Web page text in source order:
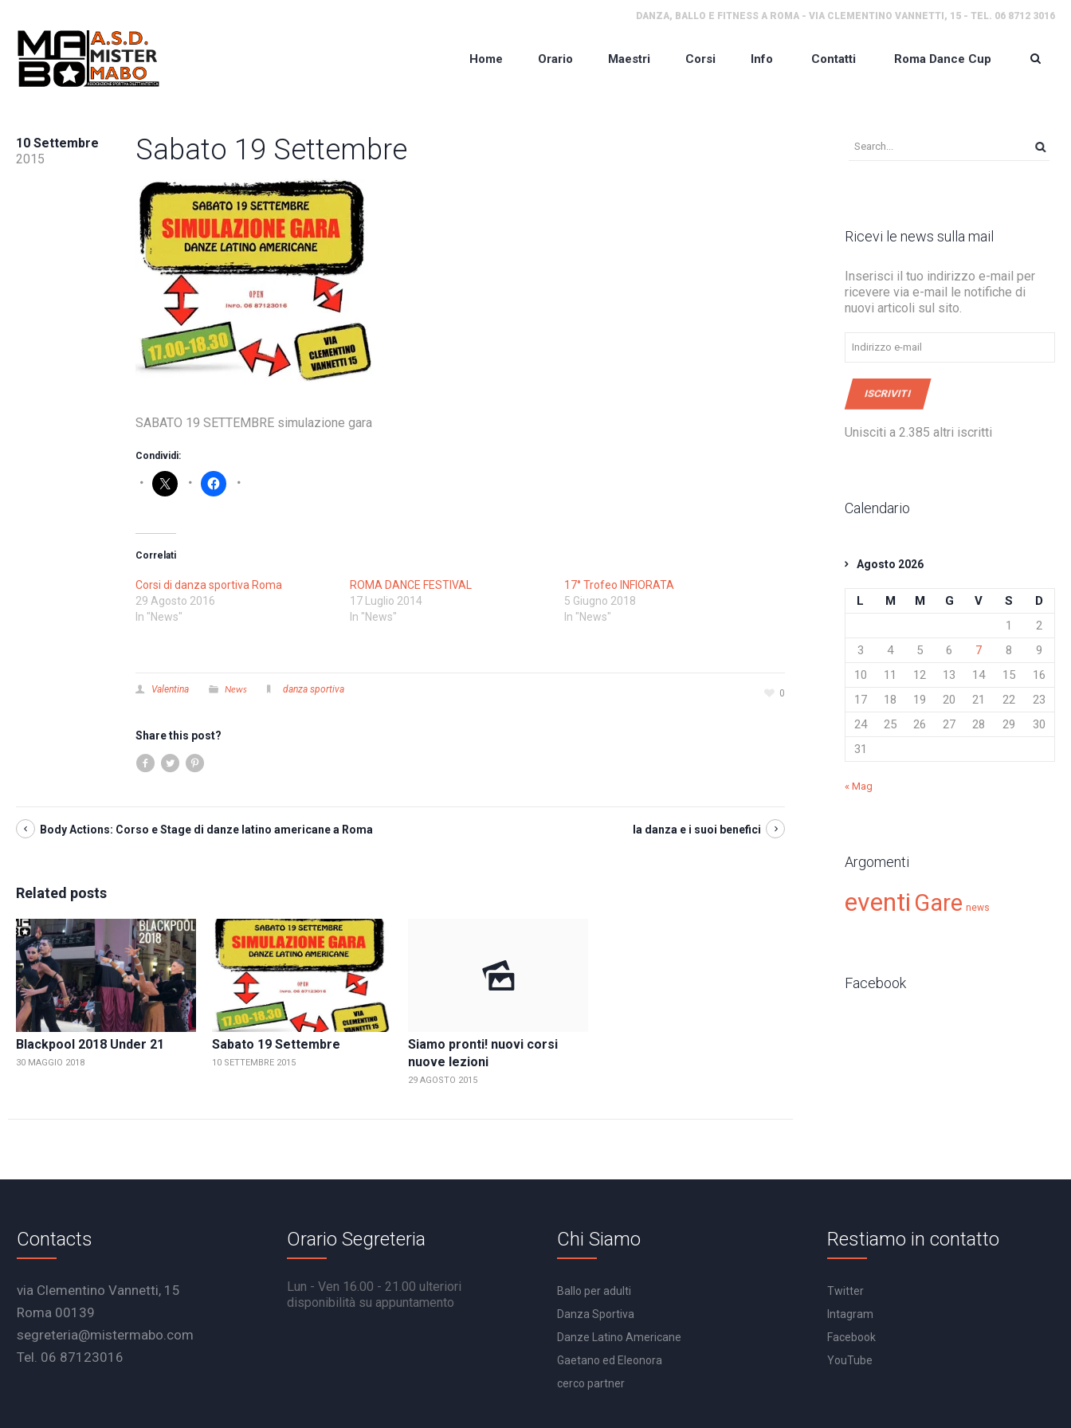
DANZA, BALLO E FITNESS A ROMA - VIA CLEMENTINO VANNETTI, 15 - TEL. 06 8712 3016
Home Orario Maestri Corsi Info Contatti Roma Dance Cup
10 Settembre
2015
Sabato 19 Settembre
SABATO 19 SETTEMBRE simulazione gara
Condividi:
Correlati
Corsi di danza sportiva Roma
29 Agosto 2016
In "News"
ROMA DANCE FESTIVAL
17 Luglio 2014
In "News"
17° Trofeo INFIORATA
5 Giugno 2018
In "News"
0
Valentina News danza sportiva
Share this post?
Body Actions: Corso e Stage di danze latino americane a Roma la danza e i suoi benefici
Related posts
Blackpool 2018 Under 21
30 MAGGIO 2018
Sabato 19 Settembre
10 SETTEMBRE 2015
Siamo pronti! nuovi corsi
nuove lezioni
29 AGOSTO 2015
Ricevi le news sulla mail
Inserisci il tuo indirizzo e-mail per
ricevere via e-mail le notifiche di
nuovi articoli sul sito.
Indirizzo
e-
ISCRIVITI
Unisciti a 2.385 altri iscritti
Calendario
Agosto 2026
L M M G V S
D
1
2
3
4 5 6 7 8
9
10
11 12 13 14 15
16
17
18 19 20 21 22
23
24
25 26 27 28 29
30
31
« Mag
Argomenti
eventi Gare news
Facebook
Contacts
via Clementino Vannetti, 15
Roma 00139
segreteria@mistermabo.com
Tel. 06 87123016
Orario Segreteria
Lun - Ven 16.00 - 21.00 ulteriori
disponibilità su appuntamento
Chi Siamo
Ballo per adulti
Danza Sportiva
Danze Latino Americane
Gaetano ed Eleonora
cerco partner
Restiamo in contatto
Twitter
Intagram
Facebook
YouTube